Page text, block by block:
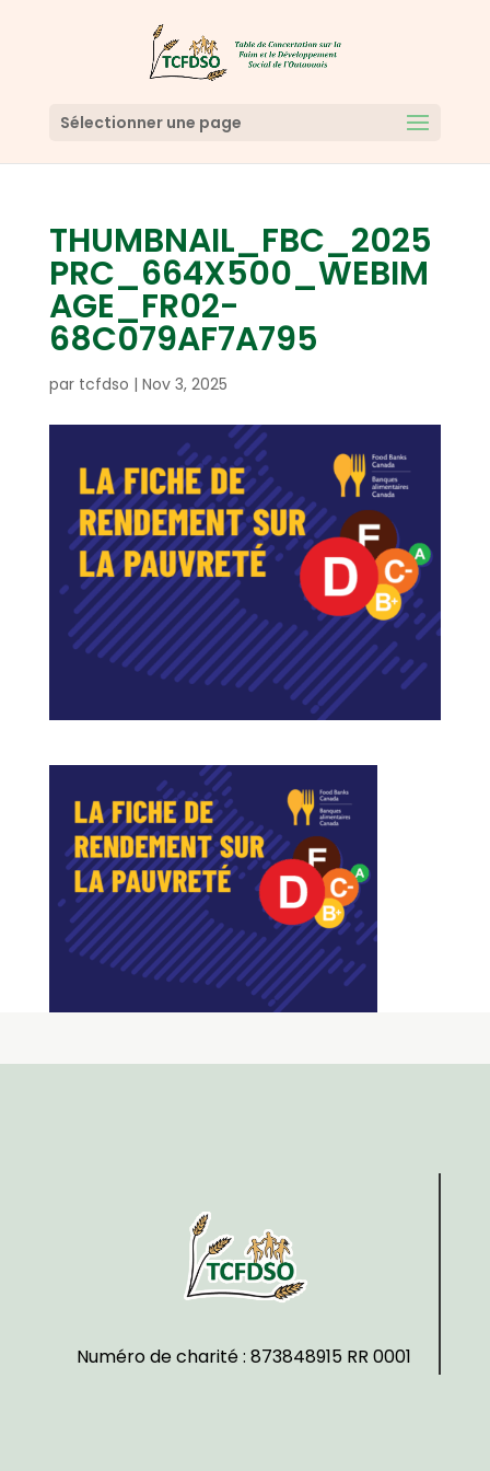
Sélectionner une page
THUMBNAIL_FBC_2025
PRC_664X500_WEBIM
AGE_FR02-
68C079AF7A795
par tcfdso | Nov 3, 2025
Numéro de charité : 873848915 RR 0001